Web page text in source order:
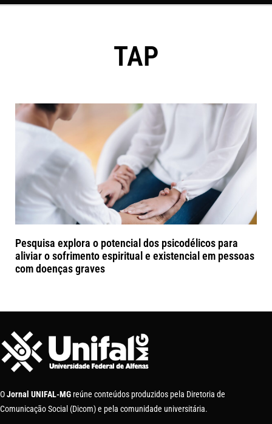
TAP
Pesquisa explora o potencial dos psicodélicos para
aliviar o sofrimento espiritual e existencial em pessoas
com doenças graves
OJornal UNIFAL-MG reúne conteúdos produzidos pela Diretoria de
Comunicação Social (Dicom) e pela comunidade universitária.